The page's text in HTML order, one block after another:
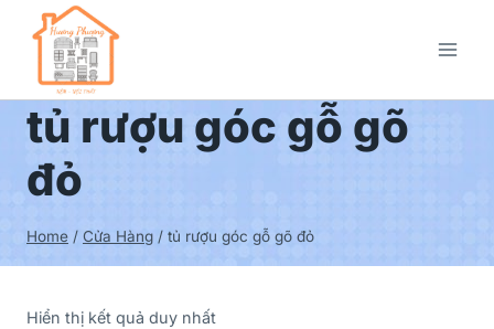
tủ rượu góc gỗ gõ
đỏ
Home / Cửa Hàng / tủ rượu góc gỗ gõ đỏ
Hiển thị kết quả duy nhất